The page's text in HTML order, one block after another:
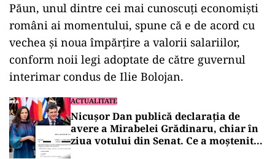
Păun, unul dintre cei mai cunoscuți economiști
români ai momentului, spune că e de acord cu
vechea și noua împărțire a valorii salariilor,
conform noii legi adoptate de către guvernul
interimar condus de Ilie Bolojan.
ACTUALITATE
Nicușor Dan publică declarația de
avere a Mirabelei Grădinaru, chiar în
ziua votului din Senat. Ce a moștenit